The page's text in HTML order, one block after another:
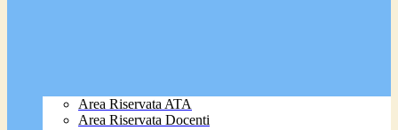
Area Riservata ATA
Area Riservata Docenti